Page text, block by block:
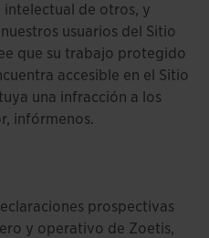
de otros, y
usuarios del Sitio
que su trabajo protegido
accesible en el Sitio
una infracción a los
infórmenos.
prospectivas
y operativo de Zoetis,